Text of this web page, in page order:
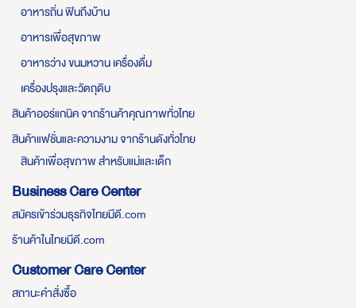
อาหารถิ่น ฟินถึงบ้าน
อาหารเพื่อสุขภาพ
อาหารว่าง ขนมหวาน เครื่องดื่ม
เครื่องปรุงและวัตถุดิบ
สินค้าออร์แกนิค จากร้านค้าคุณภาพทั่วไทย
สินค้าแฟชั่นและความงาม จากร้านดังทั่วไทย
สินค้าเพื่อสุขภาพ สำหรับแม่และเด็ก
Business Care Center
สมัครเข้าร่วมธุรกิจไทยมีดี.com
ร้านค้าในไทยมีดี.com
Customer Care Center
สถานะคำสั่งซื้อ